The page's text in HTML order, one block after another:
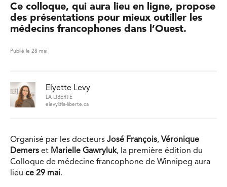
Ce colloque, qui aura lieu en ligne, propose
des présentations pour mieux outiller les
médecins francophones dans l’Ouest.
Publié le 28 mai
Elyette Levy
LA LIBERTÉ
elevy@la-liberte.ca
Organisé par les docteurs José François, Véronique
Demers et Marielle Gawryluk, la première édition du
Colloque de médecine francophone de Winnipeg aura
lieu ce 29 mai.